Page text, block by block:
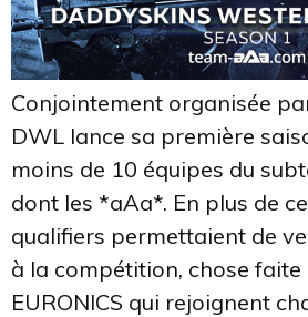
Conjointement organisée
DWL lance sa première
moins de 10 équipes du
dont les *aAa*. En plus de
qualifiers permettaient de
à la compétition, chose
EURONICS qui rejoignent